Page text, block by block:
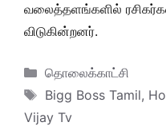
வலைத்தளங்களில் ரசிகர்கள்
விடுகின்றனர்.
Categories
தொலைக்காட்சி
Tags
Bigg Boss Tamil,
Vijay Tv